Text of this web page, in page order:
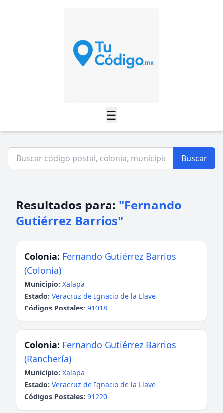
☰
Buscar
Resultados para: "Fernando
Gutiérrez Barrios"
Colonia: Fernando Gutiérrez Barrios
(Colonia)
Municipio: Xalapa
Estado: Veracruz de Ignacio de la Llave
Códigos Postales: 91018
Colonia: Fernando Gutiérrez Barrios
(Ranchería)
Municipio: Xalapa
Estado: Veracruz de Ignacio de la Llave
Códigos Postales: 91220